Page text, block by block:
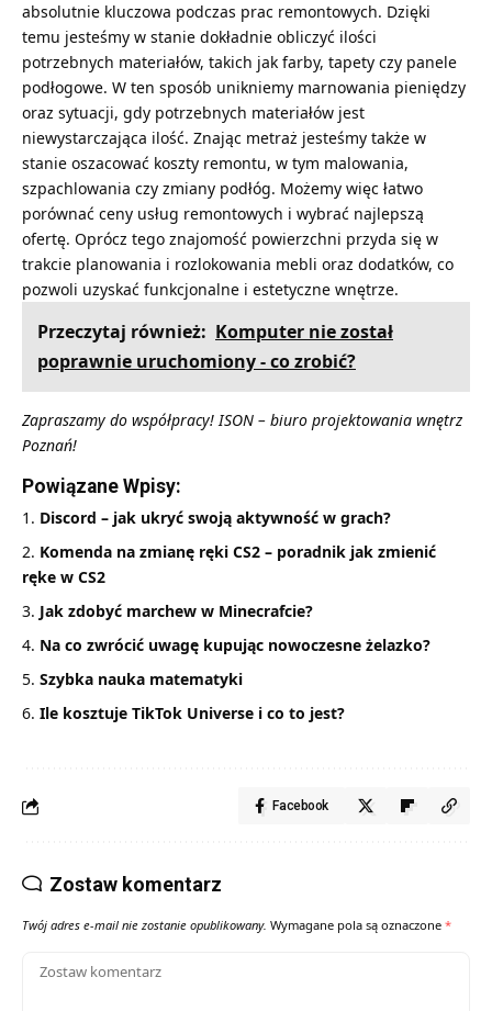
absolutnie kluczowa podczas prac remontowych. Dzięki
temu jesteśmy w stanie dokładnie obliczyć ilości
potrzebnych materiałów, takich jak farby, tapety czy panele
podłogowe. W ten sposób unikniemy marnowania pieniędzy
oraz sytuacji, gdy potrzebnych materiałów jest
niewystarczająca ilość. Znając metraż jesteśmy także w
stanie oszacować koszty remontu, w tym malowania,
szpachlowania czy zmiany podłóg. Możemy więc łatwo
porównać ceny usług remontowych i wybrać najlepszą
ofertę. Oprócz tego znajomość powierzchni przyda się w
trakcie planowania i rozlokowania mebli oraz dodatków, co
pozwoli uzyskać funkcjonalne i estetyczne wnętrze.
Przeczytaj również: Komputer nie został
poprawnie uruchomiony - co zrobić?
Zapraszamy do współpracy! ISON – biuro projektowania wnętrz
Poznań!
Powiązane Wpisy:
Discord – jak ukryć swoją aktywność w grach?
Komenda na zmianę ręki CS2 – poradnik jak zmienić
ręke w CS2
Jak zdobyć marchew w Minecrafcie?
Na co zwrócić uwagę kupując nowoczesne żelazko?
Szybka nauka matematyki
Ile kosztuje TikTok Universe i co to jest?
Facebook
Zostaw komentarz
Twój adres e-mail nie zostanie opublikowany. Wymagane pola są oznaczone *